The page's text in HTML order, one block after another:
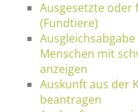
Ausgesetzte oder
(Fundtiere)
Menschen mit
anzeigen
Auskunft aus der
beantragen